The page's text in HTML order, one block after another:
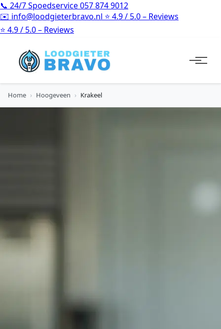
📞 24/7 Spoedservice057 874 9012
✉️ info@loodgieterbravo.nl ⭐ 4.9 / 5.0 – Reviews
⭐ 4.9 / 5.0 – Reviews
Home › Hoogeveen › Krakeel